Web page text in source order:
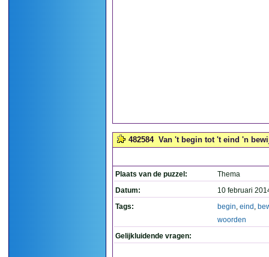
482584 Van 't begin tot 't eind 'n
Plaats van de puzzel:
Thema
Datum:
10 februari
Tags:
begin, eind ,
woorden
Gelijkluidende vragen: